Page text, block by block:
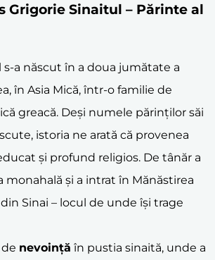
Grigorie Sinaitul – Părinte al
s-a născut în a doua jumătate a
în Asia Mică, într-o familie de
greacă. Deși numele părinților săi
istoria ne arată că provenea
și profund religios. De tânăr a
monahală și a intrat în Mănăstirea
Sinai – locul de unde își trage
nevoință în pustia sinaită, unde a